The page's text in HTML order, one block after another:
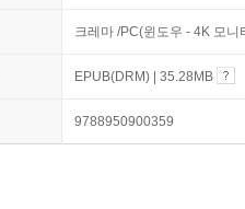
크레마 /PC(윈도우 - 4K 모
EPUB(DRM) | 35.28MB
9788950900359